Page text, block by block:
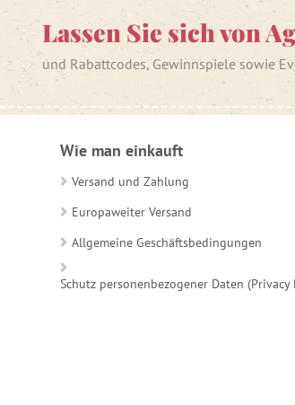
Lassen Sie sich von
und Rabattcodes, Gewinnspiele sowie
Wie man einkauft
Versand und Zahlung
Europaweiter Versand
Allgemeine Geschäftsbedingungen
Schutz personenbezogener Daten (Privacy